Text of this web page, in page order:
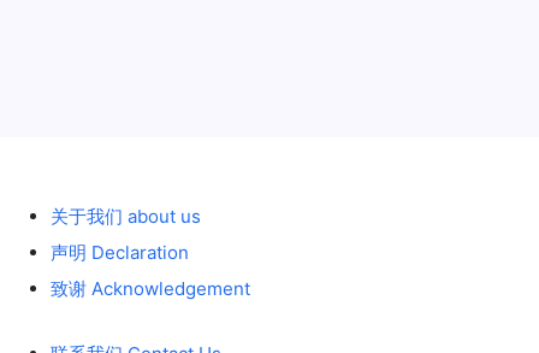
关于我们 about us
声明 Declaration
致谢 Acknowledgement